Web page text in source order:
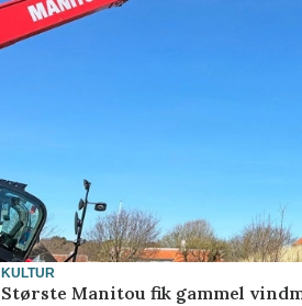
KULTUR
Største Manitou fik gammel